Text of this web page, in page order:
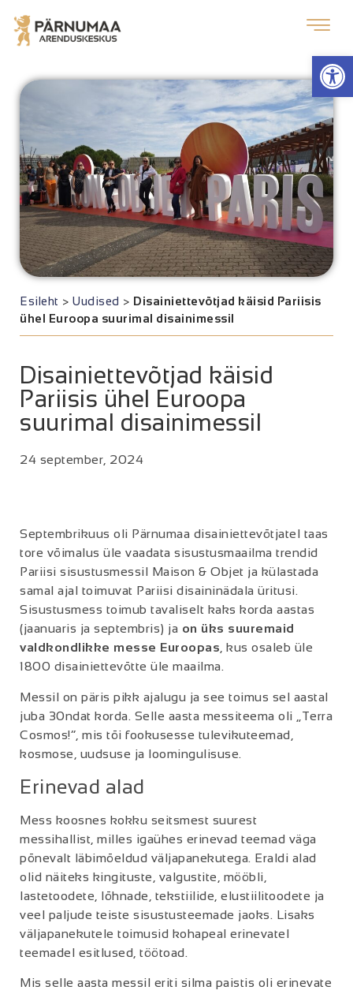
Esileht > Uudised > Disainiettevõtjad käisid Pariisis
ühel Euroopa suurimal disainimessil
Disainiettevõtjad käisid
Pariisis ühel Euroopa
suurimal disainimessil
24 september, 2024
Septembrikuus oli Pärnumaa disainiettevõtjatel taas
tore võimalus üle vaadata sisustusmaailma trendid
Pariisi sisustusmessil Maison & Objet ja külastada
samal ajal toimuvat Pariisi disaininädala üritusi.
Sisustusmess toimub tavaliselt kaks korda aastas
(jaanuaris ja septembris) ja on üks suuremaid
valdkondlikke messe Euroopas , kus osaleb üle
1800 disainiettevõtte üle maailma.
Messil on päris pikk ajalugu ja see toimus sel aastal
juba 30ndat korda. Selle aasta messiteema oli „Terra
Cosmos!“, mis tõi fookusesse tulevikuteemad,
kosmose, uudsuse ja loomingulisuse.
Erinevad alad
Mess koosnes kokku seitsmest suurest
messihallist, milles igaühes erinevad teemad väga
põnevalt läbimõeldud väljapanekutega. Eraldi alad
olid näiteks kingituste, valgustite, mööbli,
lastetoodete, lõhnade, tekstiilide, elustiilitoodete ja
veel paljude teiste sisustusteemade jaoks. Lisaks
väljapanekutele toimusid kohapeal erinevatel
teemadel esitlused, töötoad.
Mis selle aasta messil eriti silma paistis oli erinevate